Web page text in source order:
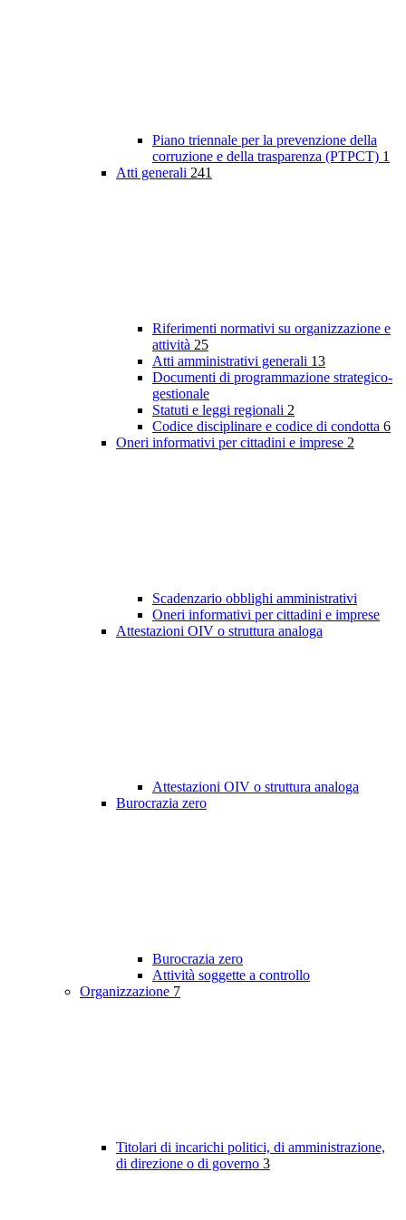
Piano triennale per la prevenzione della
corruzione e della trasparenza (PTPCT) 1
Atti generali 241
Riferimenti normativi su organizzazione e
attività 25
Atti amministrativi generali 13
Documenti di programmazione strategico-
gestionale
Statuti e leggi regionali 2
Codice disciplinare e codice di condotta 6
Oneri informativi per cittadini e imprese 2
Scadenzario obblighi amministrativi
Oneri informativi per cittadini e imprese
Attestazioni OIV o struttura analoga
Attestazioni OIV o struttura analoga
Burocrazia zero
Burocrazia zero
Attività soggette a controllo
Organizzazione 7
Titolari di incarichi politici, di amministrazione,
di direzione o di governo 3